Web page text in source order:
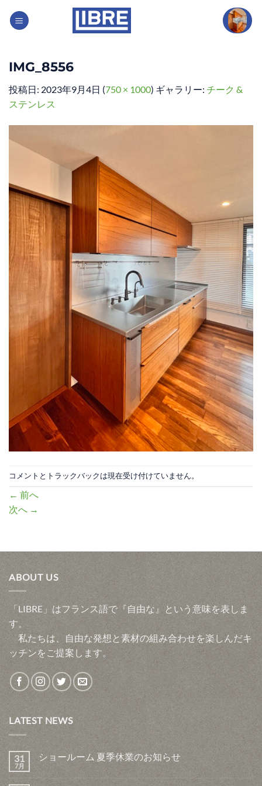
IMG_8556
投稿日: 2023年9月4日 (750 × 1000) ギャラリー: チーク &
ステンレス
コメントとトラックバックは現在受け付けていません。
← 前へ
次へ →
ABOUT US
「LIBRE」はフランス語で『自由な』という意味を表しま
す。
私たちは、自由な発想と素材の組み合わせを楽しんだキ
ッチンをご提案します。
LATEST NEWS
31
7月
ショールーム 夏季休業のお知らせ